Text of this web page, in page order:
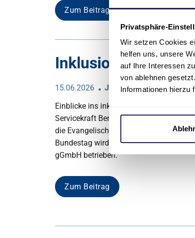
Privatsphäre-
Wir setzen Cookies
helfen uns, unsere
auf Ihre Interessen
von ablehnen
Informationen hierzu
Zum Beitrag
Inklusion schmeckt
15.06.2026
Johannesstift Diakonie
Einblicke ins inklusive Bistro Marie und
Servicekraft Benjamin bieten die
die Evangelische Zeitung in diesem
Bundestag wird von der Johannesstift
gGmbH betrieben.
Zum Beitrag